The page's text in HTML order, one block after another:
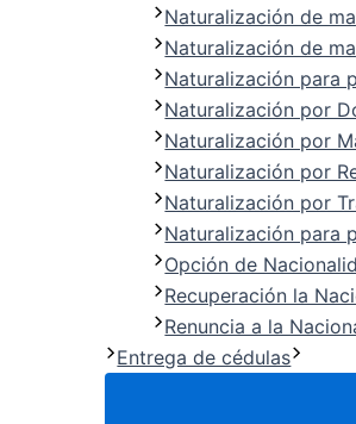
Naturalización de
Naturalización de
Naturalización para
Naturalización por
Naturalización por
Naturalización por
Naturalización por
Naturalización para
Opción de
Recuperación la
Renuncia a la
Entrega de cédulas